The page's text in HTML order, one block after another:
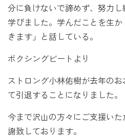
分に負けないで諦めず、努力
学びました。学んだことを生
きます」と話している。
ボクシングビートより
ストロング小林佑樹が去年の
て引退することになりました。
今まで沢山の方々にご支援い
謝致しております。